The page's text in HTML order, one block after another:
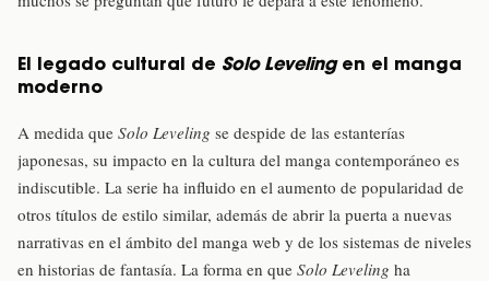
El legado cultural de Solo Levelingen el manga
moderno
A medida que Solo Leveling se despide de las estanterías
japonesas, su impacto en la cultura del manga contemporáneo es
indiscutible. La serie ha influido en el aumento de popularidad de
otros títulos de estilo similar, además de abrir la puerta a nuevas
narrativas en el ámbito del manga web y de los sistemas de niveles
en historias de fantasía. La forma en que Solo Leveling ha